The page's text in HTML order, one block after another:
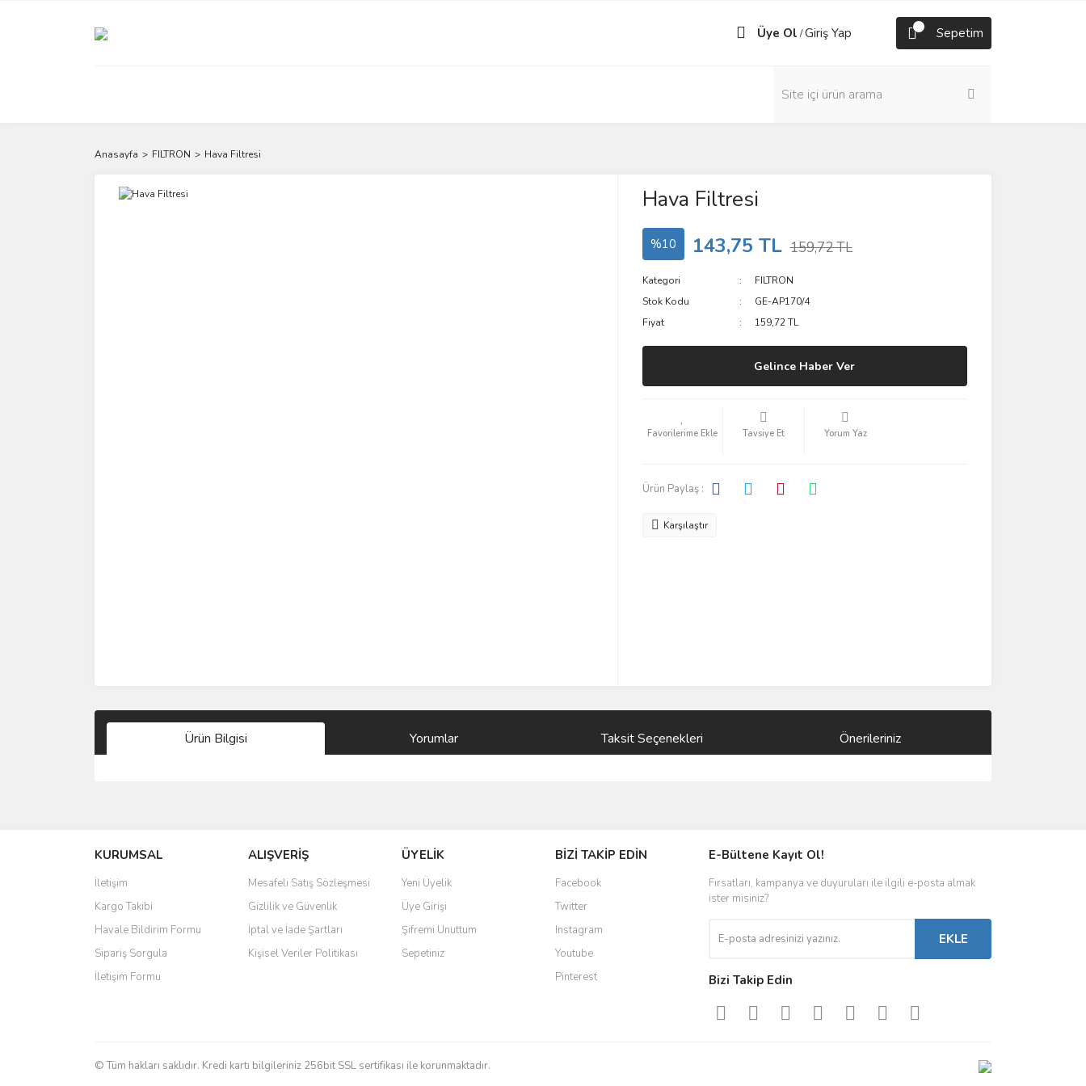
Üye Ol /Giriş Yap Sepetim
Anasayfa FILTRON Hava Filtresi
Hava Filtresi
%10 143,75 TL 159,72 TL
Kategori
FILTRON
Stok Kodu
GE-AP170/4
Fiyat
159,72 TL
Gelince Haber Ver
Tavsiye Et Yorum Yaz
Ürün Paylaş :
Karşılaştır
Ürün Bilgisi Yorumlar Taksit Seçenekleri Önerileriniz
Ürün resmi kalitesiz, bozuk veya görüntülenemiyor.
Ürün açıklamasında eksik bilgiler bulunuyor.
Ürün bilgilerinde hatalar bulunuyor.
Ürün fiyatı diğer sitelerden daha pahalı.
Bu ürüne benzer farklı alternatifler olmalı.
KURUMSAL
İletişim
Kargo Takibi
Havale Bildirim Formu
Sipariş Sorgula
İletişim Formu
ALIŞVERİŞ
Mesafeli Satış Sözleşmesi
Gizlilik ve Güvenlik
İptal ve İade Şartları
Kişisel Veriler Politikası
ÜYELİK
Yeni Üyelik
Üye Girişi
Şifremi Unuttum
Sepetiniz
BİZİ TAKİP EDİN
Facebook
Twitter
Instagram
Youtube
Pinterest
E-Bültene Kayıt Ol!
Fırsatları, kampanya ve duyuruları ile ilgili e-posta almak
ister misiniz?
EKLE
Bizi Takip Edin
© Tüm hakları saklıdır. Kredi kartı bilgileriniz 256bit SSL sertifikası ile korunmaktadır.